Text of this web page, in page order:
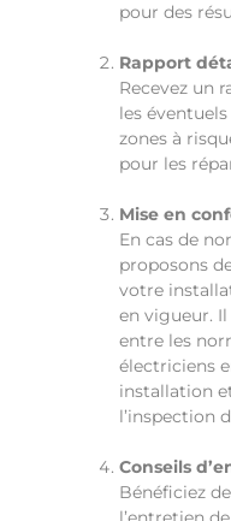
pour des
Rapport
Recevez un
les
zones à
pour les
Mise en
En cas de
proposons
votre
en vigueur.
entre les
électriciens
installation
l’inspection
Conseils
Bénéficiez